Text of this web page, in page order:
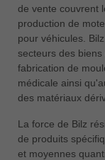
de vente couvrent
production de
pour véhicules.
secteurs des
fabrication de
médicale ainsi
des matériaux
La force de Bilz
de produits
et moyennes